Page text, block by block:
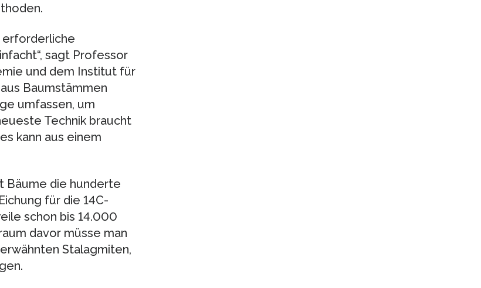
erforderliche
sagt Professor
und dem Institut für
Baumstämmen
umfassen, um
Technik braucht
kann aus einem
Bäume die hunderte
für die 14C-
schon bis 14.000
davor müsse man
Stalagmiten,